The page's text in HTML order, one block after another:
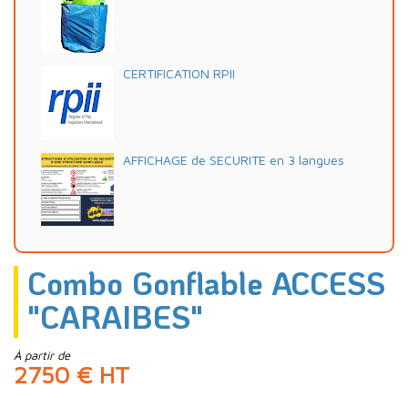
CERTIFICATION RPII
AFFICHAGE de SECURITE en 3 langues
Combo Gonflable ACCESS
"CARAIBES"
À partir de
2750 € HT